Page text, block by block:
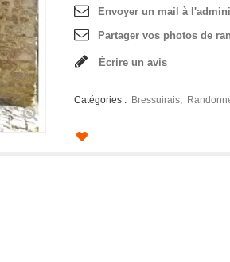
Envoyer un mail à
Partager vos photos de
Écrire un avis
Catégories : Bressuirais